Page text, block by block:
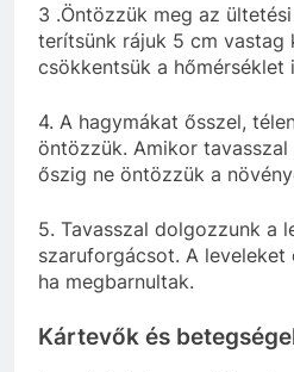
3 .Öntözzük meg az
terítsünk rájuk 5 cm vastag
csökkentsük a hőmérséklet
4. A hagymákat ősszel,
öntözzük. Amikor tavasszal
őszig ne öntözzük a
5. Tavasszal dolgozzunk a
szaruforgácsot. A leveleket
ha megbarnultak.
Kártevők és